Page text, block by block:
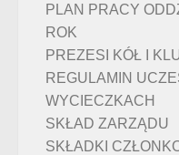
PLAN PRACY
ROK
PREZESI KÓŁ I
REGULAMIN
WYCIECZKACH
SKŁAD ZARZĄDU
SKŁADKI